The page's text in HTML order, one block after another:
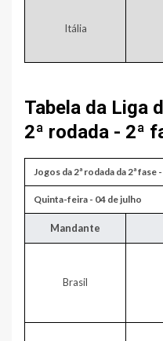
Itália
Tabela da Liga
2ª rodada - 2ª
Jogos da 2ª rodada da 2ª fase
​Quinta-feira - 04 de julho
​Mandante
​Brasil